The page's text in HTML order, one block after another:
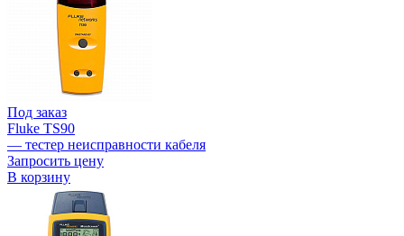
Под заказ
Fluke TS90
— тестер неисправности кабеля
Запросить цену
В корзину